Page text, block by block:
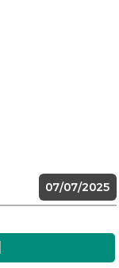
07/07/2025